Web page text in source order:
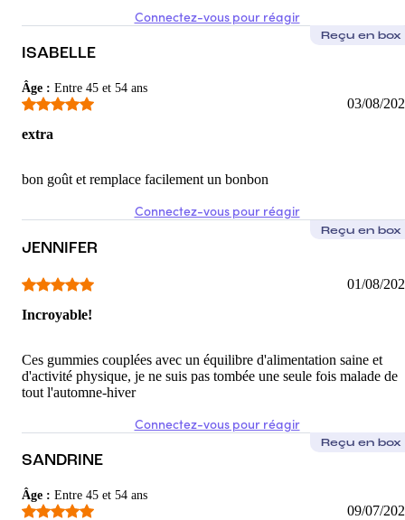
Connectez-vous pour réagir
ISABELLE
Âge : Entre 45 et 54 ans
Reçu en box
03/08/
extra
bon goût et remplace facilement un bonbon
Connectez-vous pour réagir
JENNIFER
Reçu en box
01/08/
Incroyable!
Ces gummies couplées avec un équilibre d'alimentation saine et
d'activité physique, je ne suis pas tombée une seule fois malade de
tout l'automne-hiver
Connectez-vous pour réagir
SANDRINE
Âge : Entre 45 et 54 ans
Reçu en box
09/07/